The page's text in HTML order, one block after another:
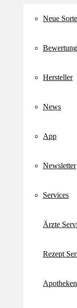
Neue
Hersteller
News
App
Newsletter
Services
Ärzte
Rezept